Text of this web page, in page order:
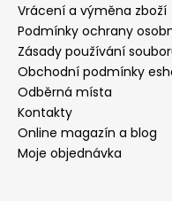
Vrácení a výměna zboží
Podmínky ochrany
Zásady používání
Obchodní podmínky
Odběrná místa
Kontakty
Online magazín a blog
Moje objednávka